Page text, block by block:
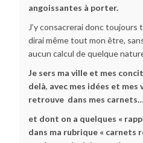
angoissantes à porter.
J’y consacrerai donc
dirai même tout mon être,
aucun calcul de quelque
Je sers ma ville et mes
delà, avec mes idées et mes
retrouve dans mes carnets…
et dont on a quelques «
dans ma rubrique « carnets